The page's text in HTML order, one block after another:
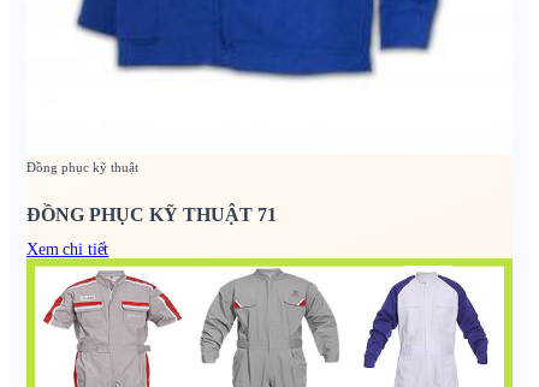
Đồng phục kỹ thuật
ĐỒNG PHỤC KỸ THUẬT 71
Xem chi tiết